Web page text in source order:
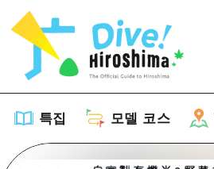
특집 모델 코스